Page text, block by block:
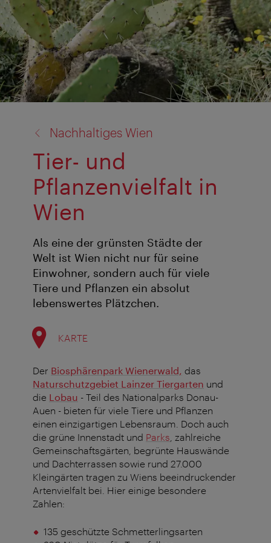
Nachhaltiges Wien
Tier- und
Pflanzenvielfalt in
Wien
Als eine der grünsten Städte der
Welt ist Wien nicht nur für seine
Einwohner, sondern auch für viele
Tiere und Pflanzen ein absolut
lebenswertes Plätzchen.
KARTE
Der Biosphärenpark Wienerwald, das
Naturschutzgebiet Lainzer Tiergarten und
die Lobau - Teil des Nationalparks Donau-
Auen - bieten für viele Tiere und Pflanzen
einen einzigartigen Lebensraum. Doch auch
die grüne Innenstadt und Parks , zahlreiche
Gemeinschaftsgärten, begrünte Hauswände
und Dachterrassen sowie rund 27.000
Kleingärten tragen zu Wiens beeindruckender
Artenvielfalt bei. Hier einige besondere
Zahlen:
135 geschützte Schmetterlingsarten